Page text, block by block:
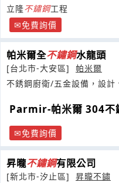
立隆不鏽鋼工程
免費詢價
帕米爾全不鏽鋼水龍頭
[台北市-大安區]
帕米爾
不銹鋼廚衛/五金設備，設計
Parmir-帕米爾 304不
免費詢價
昇曨不鏽鋼有限公司
[新北市-汐止區]
昇曨不鏽